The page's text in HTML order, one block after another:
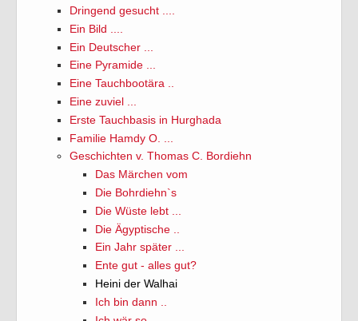
Dringend gesucht ....
Ein Bild ....
Ein Deutscher ...
Eine Pyramide ...
Eine Tauchbootära ..
Eine zuviel ...
Erste Tauchbasis in Hurghada
Familie Hamdy O. ...
Geschichten v. Thomas C. Bordiehn
Das Märchen vom
Die Bohrdiehn`s
Die Wüste lebt ...
Die Ägyptische ..
Ein Jahr später ...
Ente gut - alles gut?
Heini der Walhai
Ich bin dann ..